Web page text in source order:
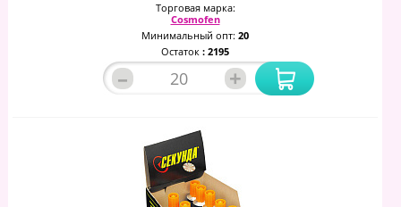
Торговая марка:
Cosmofen
Минимальный опт: 20
Остаток : 2195
– +